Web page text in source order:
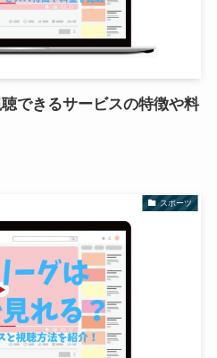
できるサービスの特徴や料
スポーツ